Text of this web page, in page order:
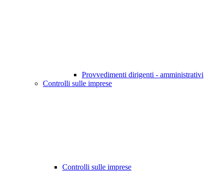
Provvedimenti dirigenti - amministrativi
Controlli sulle imprese
Controlli sulle imprese